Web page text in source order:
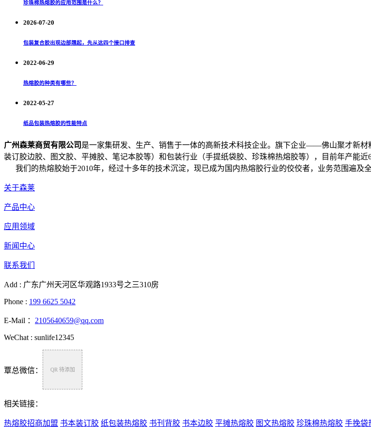
珍珠棉热熔胶的应用范围是什么？
2026-07-20
包装复合胶出现边部翘起，先从这四个接口排查
2022-06-29
热熔胶的种类有哪些？
2022-05-27
纸品包装热熔胶的性能特点
广州森莱商贸有限公司 是一家集研发、生产、销售于一体的高新技术科技企业。旗下企业——佛山聚才新
装订胶边胶、图文胶、平摊胶、笔记本胶等）和包装行业（手提纸袋胶、珍珠棉热熔胶等），目前年产能近
我们的热熔胶始于2010年，经过十多年的技术沉淀，现已成为国内热熔胶行业的佼佼者，业务范围遍及
关于森莱
产品中心
应用领域
新闻中心
联系我们
Add : 广东广州天河区华观路1933号之三310房
Phone : 199 6625 5042
E-Mail ： 2105640659@qq.com
WeChat : sunlife12345
覃总微信： QR 待添加
相关链接：
热熔胶招商加盟 书本装订胶 纸包装热熔胶 书刊背胶 书本边胶 平摊热熔胶 图文热熔胶 珍珠棉热熔胶 手挽袋